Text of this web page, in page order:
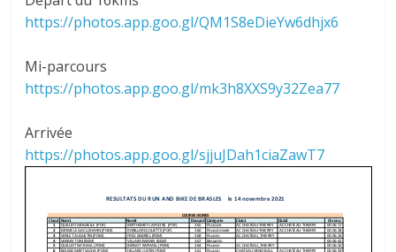
https://photos.app.goo.gl/QM1S8eDieYw6dhjx6
Mi-parcours
https://photos.app.goo.gl/mk3h8XXS9y32Zea77
Arrivée
https://photos.app.goo.gl/sjjuJDah1ciaZawT7